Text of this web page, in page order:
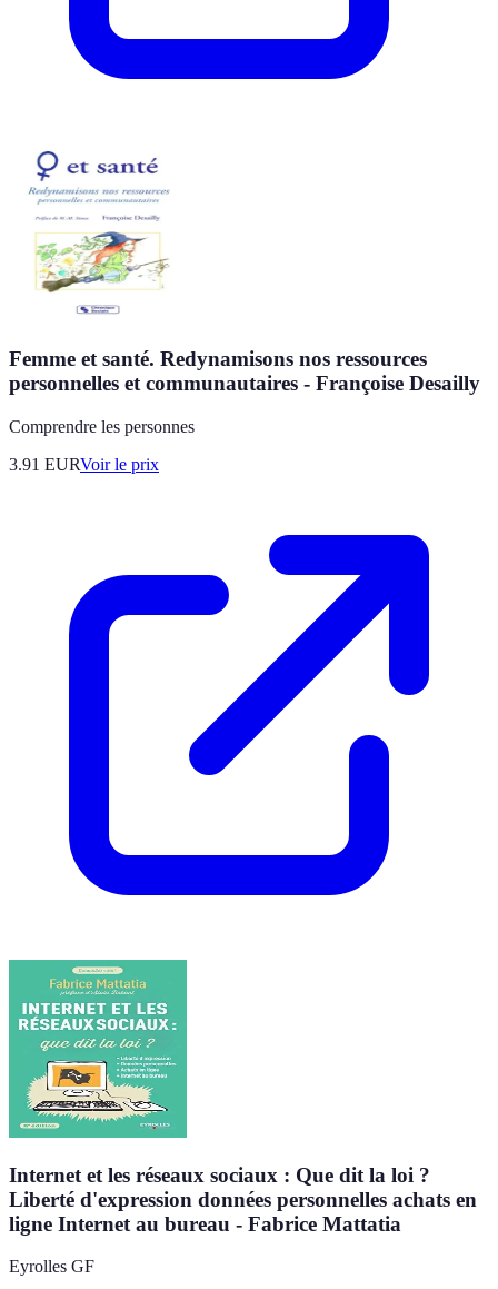
Femme et santé. Redynamisons nos ressources
personnelles et communautaires - Françoise Desailly
Comprendre les personnes
3.91 EURVoir le prix
Internet et les réseaux sociaux : Que dit la loi ?
Liberté d'expression données personnelles achats en
ligne Internet au bureau - Fabrice Mattatia
Eyrolles GF